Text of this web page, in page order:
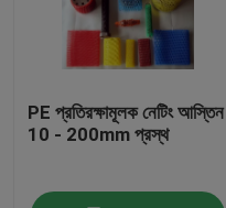
PE প্রতিরক্ষামূলক নেটিং আস্তিন
10 - 200mm প্রস্থ